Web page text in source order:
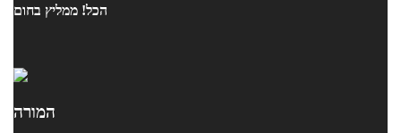
הכל! ממליץ בחום
המורה